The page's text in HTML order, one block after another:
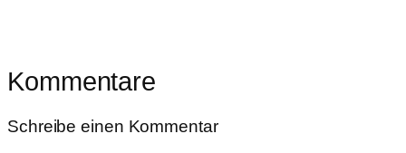
Kommentare
Schreibe einen Kommentar